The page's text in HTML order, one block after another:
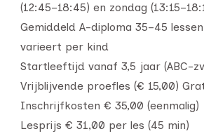
(12:45–18:45) en zondag
Gemiddeld A-diploma 35–45
varieert per kind
Startleeftijd vanaf 3,5 jaar (ABC-
Vrijblijvende proefles (€ 15,00)
Inschrijfkosten € 35,00 (eenmalig)
Lesprijs € 31,00 per les (45 min)